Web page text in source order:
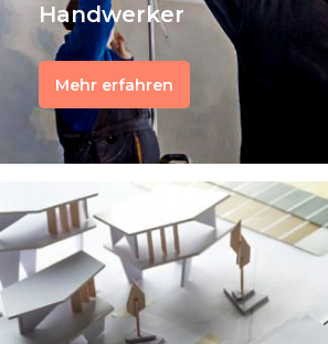
Handwerker
Mehr erfahren